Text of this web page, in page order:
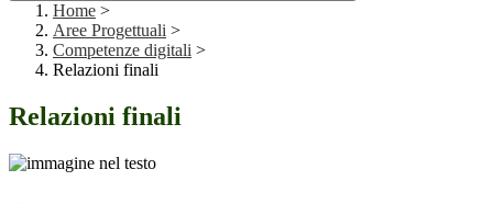
Home >
Aree Progettuali >
Competenze digitali >
Relazioni finali
Relazioni finali